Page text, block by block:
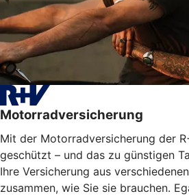
Motorradversicherung
Mit der Motorradversicherung der
geschützt – und das zu günstigen
Ihre Versicherung aus
zusammen, wie Sie sie brauchen.